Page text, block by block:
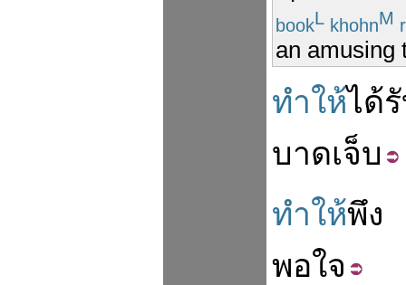
bookL khohnM
an
ทำให้ได้
บาดเจ็บ
ทำให้พึง
พอใจ